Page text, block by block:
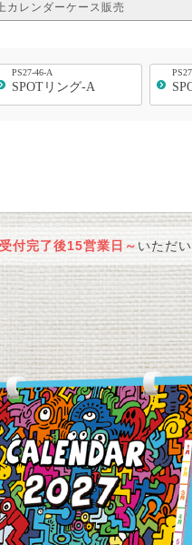
カレンダーケース販売
PS27-46-A
SPOTリング-A
受付完了後15営業日～ いただ